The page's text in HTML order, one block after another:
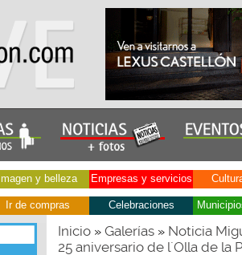
Imagen y belleza Empresas y servicios
Ir de compras Celebraciones
Inicio» Galerías» Noticia
25 aniversario de l´Olla de la